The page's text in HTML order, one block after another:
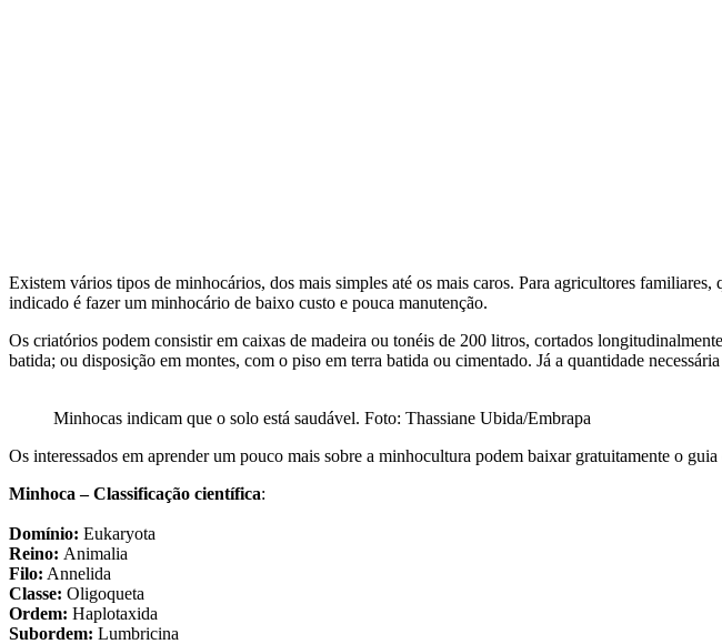
Existem vários tipos de minhocários, dos mais simples até os mais caros. Para agricultores
indicado é fazer um minhocário de baixo custo e pouca manutenção.
Os criatórios podem consistir em caixas de madeira ou tonéis de 200 litros, cortados
batida; ou disposição em montes, com o piso em terra batida ou cimentado. Já a quantidade
Minhocas indicam que o solo está saudável. Foto: Thassiane Ubida/Embrapa
Os interessados em aprender um pouco mais sobre a minhocultura podem baixar gratuitamente o
Minhoca – Classificação científica:
Domínio: Eukaryota
Reino: Animalia
Filo: Annelida
Classe: Oligoqueta
Ordem: Haplotaxida
Subordem: Lumbricina